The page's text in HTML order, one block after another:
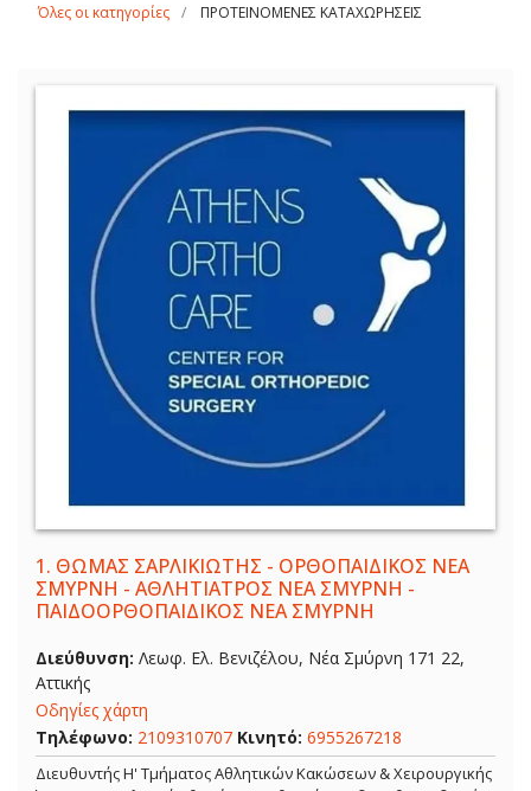
Όλες οι κατηγορίες ΠΡΟΤΕΙΝΟΜΕΝΕΣ ΚΑΤΑΧΩΡΗΣΕΙΣ
1. ΘΩΜΑΣ ΣΑΡΛΙΚΙΩΤΗΣ - ΟΡΘΟΠΑΙΔΙΚΟΣ ΝΕΑ
ΣΜΥΡΝΗ - ΑΘΛΗΤΙΑΤΡΟΣ ΝΕΑ ΣΜΥΡΝΗ -
ΠΑΙΔΟΟΡΘΟΠΑΙΔΙΚΟΣ ΝΕΑ ΣΜΥΡΝΗ
Διεύθυνση: Λεωφ. Ελ. Βενιζέλου, Νέα Σμύρνη 171 22,
Αττικής
Οδηγίες χάρτη
Τηλέφωνο: 2109310707 Κινητό: 6955267218
Διευθυντής Η' Τμήματος Αθλητικών Κακώσεων & Χειρουργικής